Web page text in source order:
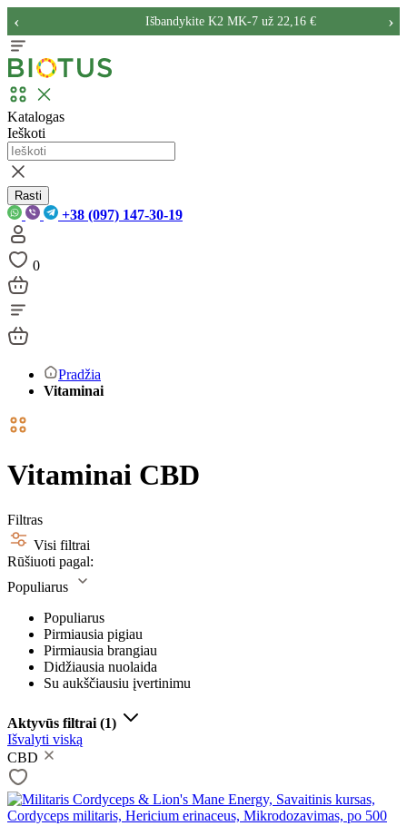
Išbandykite K2 MK-7 už 22,16 €
‹ ›
Katalogas
Ieškoti
Rasti
+38 (097) 147-30-19
0
Pradžia
Vitaminai
Vitaminai CBD
Filtras
Visi filtrai
Rūšiuoti pagal:
Populiarus
Populiarus
Pirmiausia pigiau
Pirmiausia brangiau
Didžiausia nuolaida
Su aukščiausiu įvertinimu
Aktyvūs filtrai (1)
Išvalyti viską
CBD